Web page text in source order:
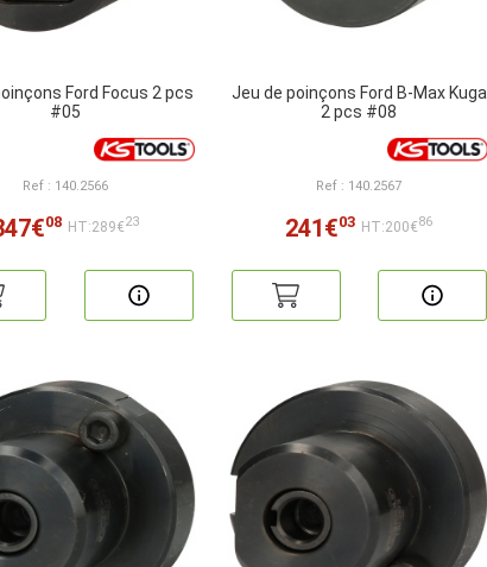
Ford Focus 2 pcs
#05
Ref : 140.2566
08 HT:289€23
Jeu de poinçons Ford B-Max Kuga
2 pcs #08
Ref : 140.2567
241€03 HT:200€86